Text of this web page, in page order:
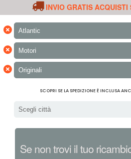
INVIO GRATIS
× Atlantic
× Motori
× Originali
SCOPRI SE LA SPEDIZIONE È INCLUSA
Scegli città
Se non trovi il tuo